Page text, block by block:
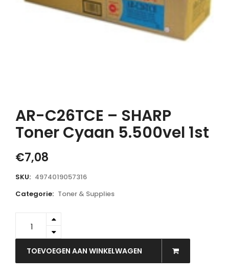
AR-C26TCE – SHARP
Toner Cyaan 5.500vel 1st
€7,08
SKU: 4974019057316
Categorie: Toner & Supplies
C26TCE
-
SHARP
Toner
TOEVOEGEN AAN WINKELWAGEN